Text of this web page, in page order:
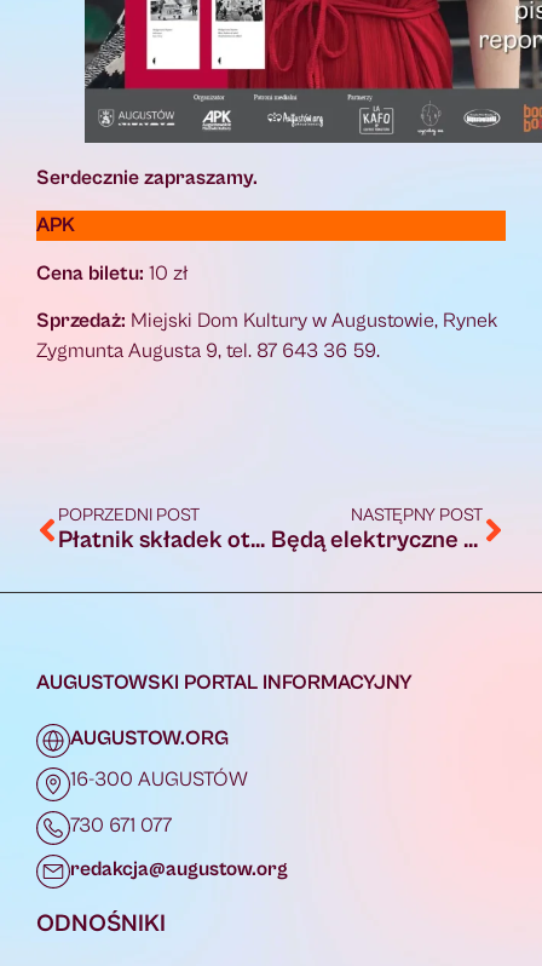
Serdecznie zapraszamy.
APK
Cena biletu: 10 zł
Sprzedaż: Miejski Dom Kultury w Augustowie, Rynek
Zygmunta Augusta 9, tel. 87 643 36 59.
POPRZEDNI POST
Płatnik składek otrzyma e-ZLA na swój profil PUE ZUS, nawet gdy nie dokończył procesu rejestracji [AUDIO]
NASTĘPNY POST
Będą elektryczne autobusy miejskie. Burmistrz podpisał umowę na dofinansowanie
AUGUSTOWSKI PORTAL INFORMACYJNY
AUGUSTOW.ORG
16-300 AUGUSTÓW
730 671 077
redakcja@augustow.org
ODNOŚNIKI